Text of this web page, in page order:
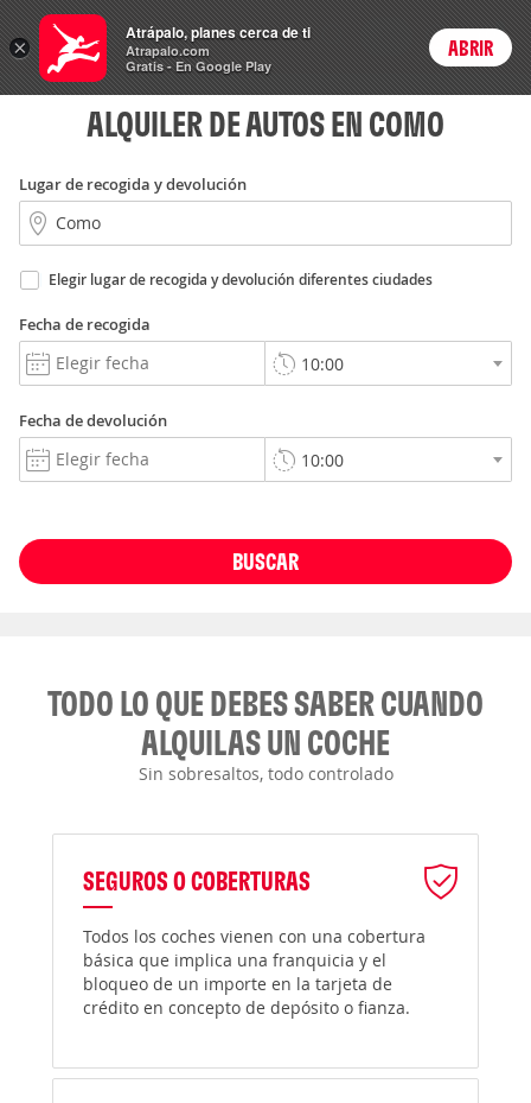
Autos Precios enPeso
ARSCambiar moneda
Login
ALQUILER DE AUTOS EN COMO
Lugar de recogida y devolución
Elegir lugar de recogida y devolución diferentes ciudades
Fecha de recogida
Fecha de devolución
BUSCAR
TODO LO QUE DEBES SABER CUANDO
ALQUILAS UN COCHE
Sin sobresaltos, todo controlado
SEGUROS O COBERTURAS
Todos los coches vienen con una cobertura
básica que implica una franquicia y el
bloqueo de un importe en la tarjeta de
crédito en concepto de depósito o fianza.
×
Atrápalo, planes cerca de ti
Atrapalo.com
Gratis - En Google Play
ABRIR